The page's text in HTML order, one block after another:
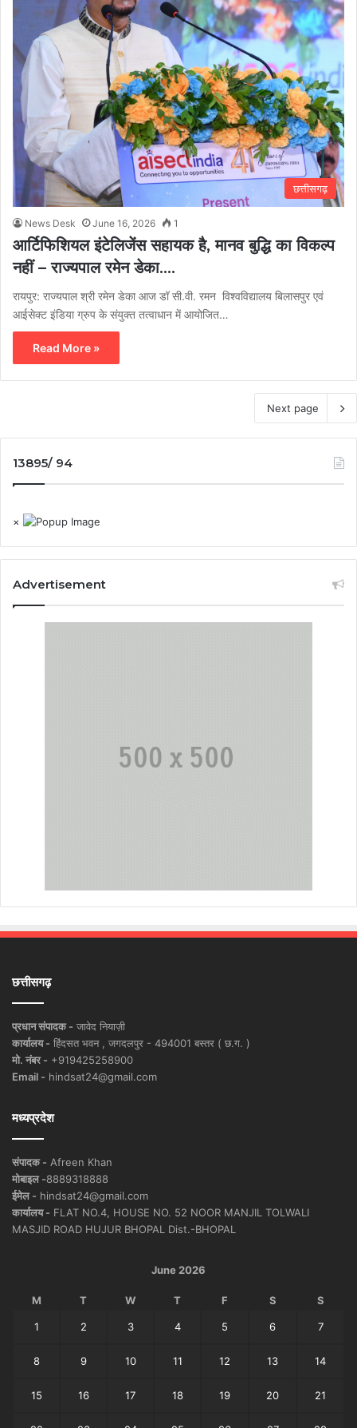
छत्तीसगढ़
News Desk June 16, 2026 1
आर्टिफिशियल इंटेलिजेंस सहायक है, मानव बुद्धि का विकल्प
नहीं – राज्यपाल रमेन डेका….
रायपुर: राज्यपाल श्री रमेन डेका आज डॉ सी.वी. रमन विश्वविद्यालय बिलासपुर एवं
आईसेक्ट इंडिया ग्रुप के संयुक्त तत्वाधान में आयोजित…
Read More »
Next page
13895/ 94
×
Advertisement
छत्तीसगढ़
प्रधान संपादक - जावेद नियाज़ी
कार्यालय - हिंदसत भवन , जगदलपुर - 494001 बस्तर ( छ.ग. )
मो. नंबर - +919425258900
Email - hindsat24@gmail.com
मध्यप्रदेश
संपादक - Afreen Khan
मोबाइल -8889318888
ईमेल - hindsat24@gmail.com
कार्यालय - FLAT NO.4, HOUSE NO. 52 NOOR MANJIL TOLWALI
MASJID ROAD HUJUR BHOPAL Dist.-BHOPAL
June 2026
M T W T F S S
1 2 3 4 5 6 7
8 9 10 11 12 13 14
15 16 17 18 19 20 21